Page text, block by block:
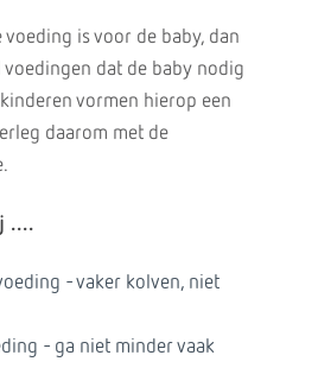
is voor de baby, dan
voedingen dat de baby nodig
vormen hierop een
daarom met de
....
- vaker kolven, niet
- ga niet minder vaak